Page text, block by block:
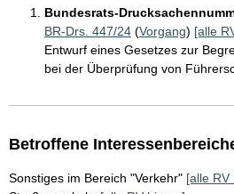
Bundesrats-
BR-Drs. 447/24 (Vorgang) [alle
Entwurf eines Gesetzes zur
bei der Überprüfung von
Betroffene
Sonstiges im Bereich "Verkehr" [alle RV